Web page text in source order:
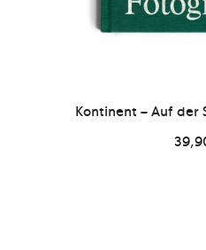
Kontinent – Auf der